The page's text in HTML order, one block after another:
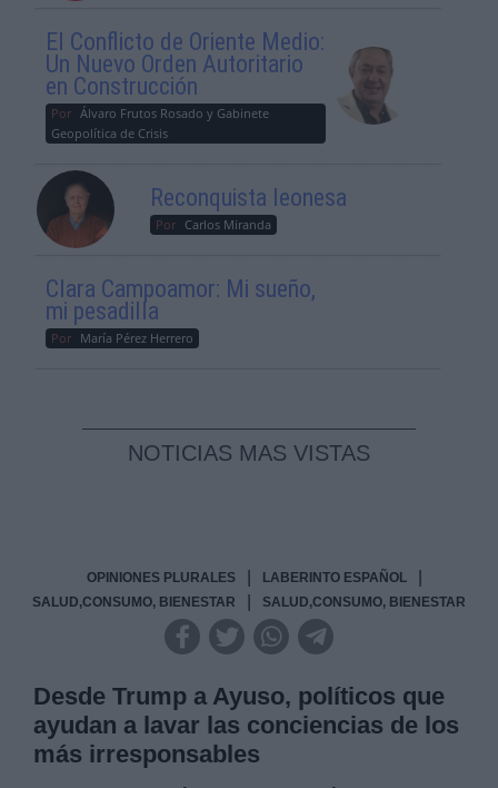
El Conflicto de Oriente Medio:
Un Nuevo Orden Autoritario
en Construcción
Por Álvaro Frutos Rosado y Gabinete
Geopolítica de Crisis
Reconquista leonesa
Por Carlos Miranda
Clara Campoamor: Mi sueño,
mi pesadilla
Por María Pérez Herrero
NOTICIAS MAS VISTAS
OPINIONES PLURALES LABERINTO ESPAÑOL
SALUD,CONSUMO, BIENESTAR SALUD,CONSUMO, BIENESTAR
Desde Trump a Ayuso, políticos que
ayudan a lavar las conciencias de los
más irresponsables